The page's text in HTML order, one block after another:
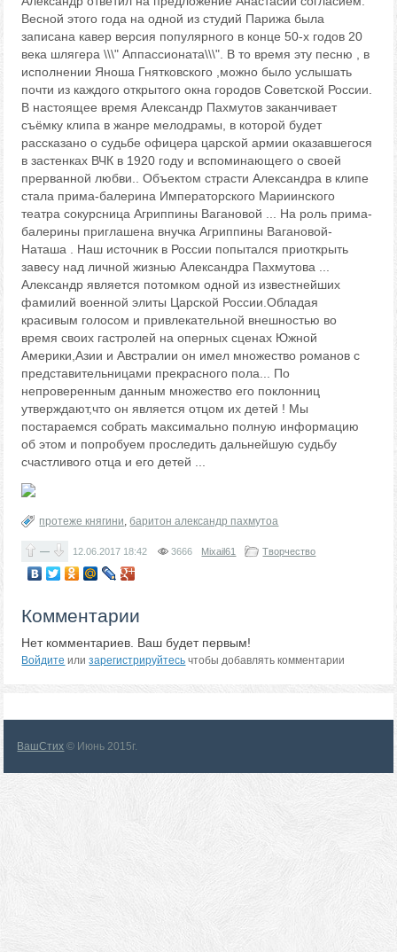
Весной этого года на одной из студий Парижа была
записана кавер версия популярного в конце 50-х годов 20
века шлягера \\\" Аппассионата\\\". В то время эту песню , в
исполнении Яноша Гнятковского ,можно было услышать
почти из каждого открытого окна городов Cоветской России.
В настоящее время Александр Пахмутов заканчивает
съёмку клипа в жанре мелодрамы, в которой будет
рассказано о судьбе офицера царской армии оказавшегося
в застенках ВЧК в 1920 году и вспоминающего о своей
прерванной любви.. Объектом страсти Александра в клипе
стала прима-балерина Императорского Мариинского
театра сокурсница Агриппины Вагановой ... На роль прима-
балерины приглашена внучка Агриппины Вагановой-
Наташа . Наш источник в России попытался приоткрыть
завесу над личной жизнью Александра Пахмутова ...
Александр является потомком одной из известнейших
фамилий военной элиты Царской России.Обладая
красивым голосом и привлекательной внешностью во
время своих гастролей на оперных сценах Южной
Америки,Азии и Австралии он имел множество романов с
представительницами прекрасного пола... По
непроверенным данным множество его поклонниц
утверждают,что он является отцом их детей ! Мы
постараемся собрать максимально полную информацию
об этом и попробуем проследить дальнейшую судьбу
счастливого отца и его детей ...
протеже княгини,баритон александр пахмутоа
— 12.06.2017 18:42 3666 Mixail61 Творчество
Комментарии
Нет комментариев. Ваш будет первым!
Войдите илизарегистрируйтесь чтобы добавлять комментарии
ВашСтих © Июнь 2015г.